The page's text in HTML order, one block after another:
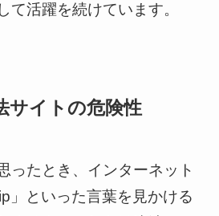
て活躍を続けています。
サイトの危険性
ったとき、インターネット
」といった言葉を見かける